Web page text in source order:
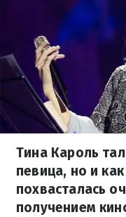
Тина Кароль
певица, но и
похвасталась
получением